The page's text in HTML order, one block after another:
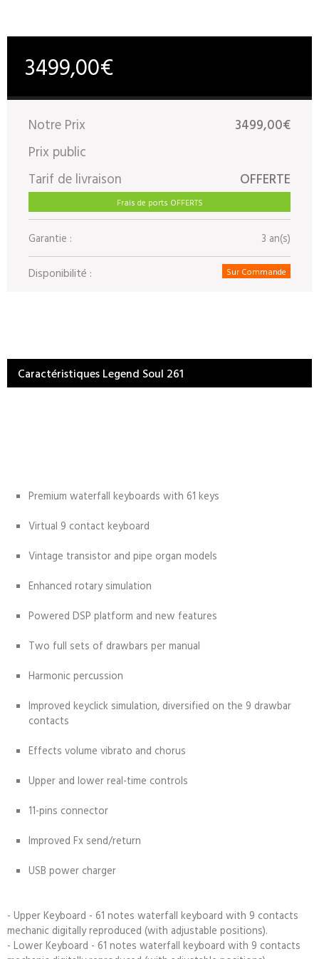
3499,00€
Notre Prix
3499,00€
Prix public
Tarif de livraison
OFFERTE
Frais de ports OFFERTS
Garantie : 3 an(s)
Disponibilité : Sur Commande
Caractéristiques Legend Soul 261
Premium waterfall keyboards with 61 keys
Virtual 9 contact keyboard
Vintage transistor and pipe organ models
Enhanced rotary simulation
Powered DSP platform and new features
Two full sets of drawbars per manual
Harmonic percussion
Improved keyclick simulation, diversified on the 9 drawbar
contacts
Effects volume vibrato and chorus
Upper and lower real-time controls
11-pins connector
Improved Fx send/return
USB power charger
- Upper Keyboard - 61 notes waterfall keyboard with 9 contacts
mechanic digitally reproduced (with adjustable positions).
- Lower Keyboard - 61 notes waterfall keyboard with 9 contacts